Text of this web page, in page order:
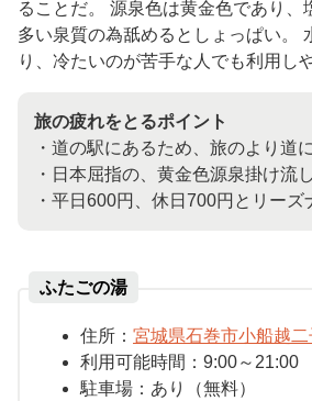
ることだ。 源泉色は黄金色であり、
多い泉質の為舐めるとしょっぱい。
り、冷たいのが苦手な人でも利用し
旅の疲れをとるポイント
・道の駅にあるため、旅のより道
・日本屈指の、黄金色源泉掛け流
・平日600円、休日700円とリー
ふたごの湯
住所： 宮城県石巻市小船越
利用可能時間：9:00～ 21:00
駐車場： あり（無料）